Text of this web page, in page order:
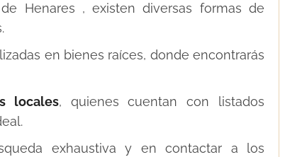
Henares , existen diversas formas de
en bienes raíces, donde encontrarás
locales, quienes cuentan con listados
exhaustiva y en contactar a los